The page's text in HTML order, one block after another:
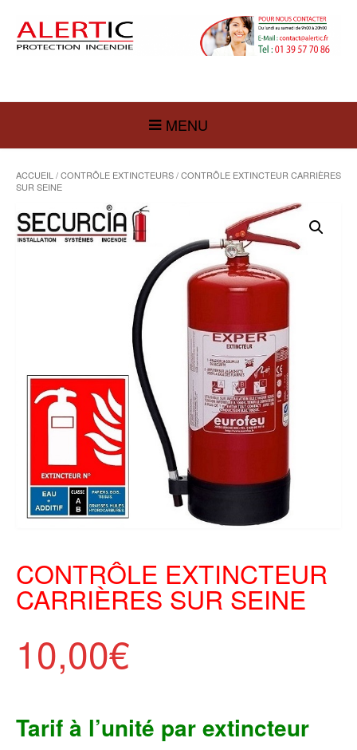
MENU
ACCUEIL/CONTRÔLE EXTINCTEURS/ CONTRÔLE EXTINCTEUR CARRIÈRES
SUR SEINE
CONTRÔLE EXTINCTEUR
CARRIÈRES SUR SEINE
10,00€
Tarif à l’unité parextincteur